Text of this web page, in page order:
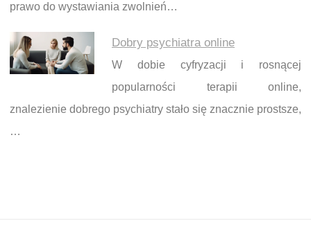
prawo do wystawiania zwolnień…
Dobry psychiatra online
W dobie cyfryzacji i rosnącej
popularności terapii online,
znalezienie dobrego psychiatry stało się znacznie prostsze,
…